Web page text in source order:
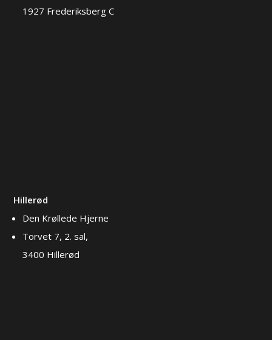
1927 Frederiksberg C
Hillerød
Den Krøllede Hjerne
Torvet 7, 2. sal,
3400 Hillerød